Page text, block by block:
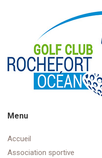
Menu
Accueil
Association sportive